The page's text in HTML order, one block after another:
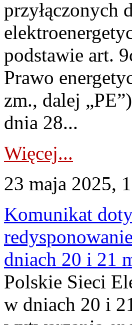
przyłączonych
podstawie art.
Prawo
zm., dalej
dnia 28...
Więcej...
23 maja 2025,
Komunikat
dniach 20 i 21
Polskie Sieci
w dniach 20 i